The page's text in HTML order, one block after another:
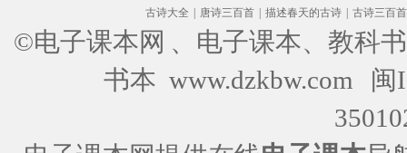
古诗大全
唐诗三百首 描述春天的古诗 古诗三百首
©电子课本网 、电子课本、教科
书本 www.dzkbw.com
闽